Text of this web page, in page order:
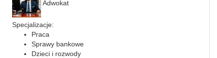
Adwokat
Specjalizacje:
Praca
Sprawy bankowe
Dzieci i rozwody